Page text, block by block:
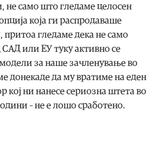
не само што гледаме целосен
која ги распродаваше
притоа гледаме дека не само
или ЕУ туку активно се
за наше зачленување во
донекаде да му вратиме на еден
кој ни нанесе сериозна штета во
– не е лошо сработено.